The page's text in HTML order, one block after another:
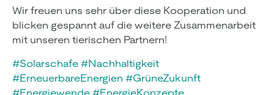
Wir freuen uns sehr über diese Kooperation und
blicken gespannt auf die weitere Zusammenarbeit
mit unseren tierischen Partnern!
#Solarschafe #Nachhaltigkeit
#ErneuerbareEnergien #GrüneZukunft